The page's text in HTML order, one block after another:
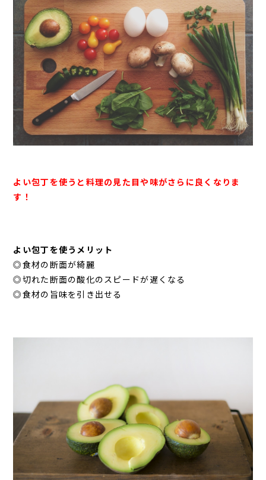
よい包丁を使うと料理の見た目や味がさらに良くなりま
す！
よい包丁を使うメリット
◎食材の断面が綺麗
◎切れた断面の酸化のスピードが遅くなる
◎食材の旨味を引き出せる